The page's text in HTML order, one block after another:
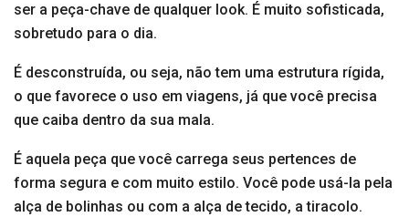
ser a peça-chave de qualquer look. É muito sofisticada,
sobretudo para o dia.
É desconstruída, ou seja, não tem uma estrutura rígida,
o que favorece o uso em viagens, já que você precisa
que caiba dentro da sua mala.
É aquela peça que você carrega seus pertences de
forma segura e com muito estilo. Você pode usá-la pela
alça de bolinhas ou com a alça de tecido, a tiracolo.